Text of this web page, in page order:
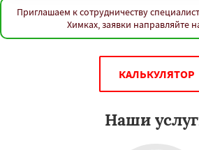
Приглашаем к сотрудничеству
Химках, заявки направляйте
КАЛЬКУЛЯТОР
Наши